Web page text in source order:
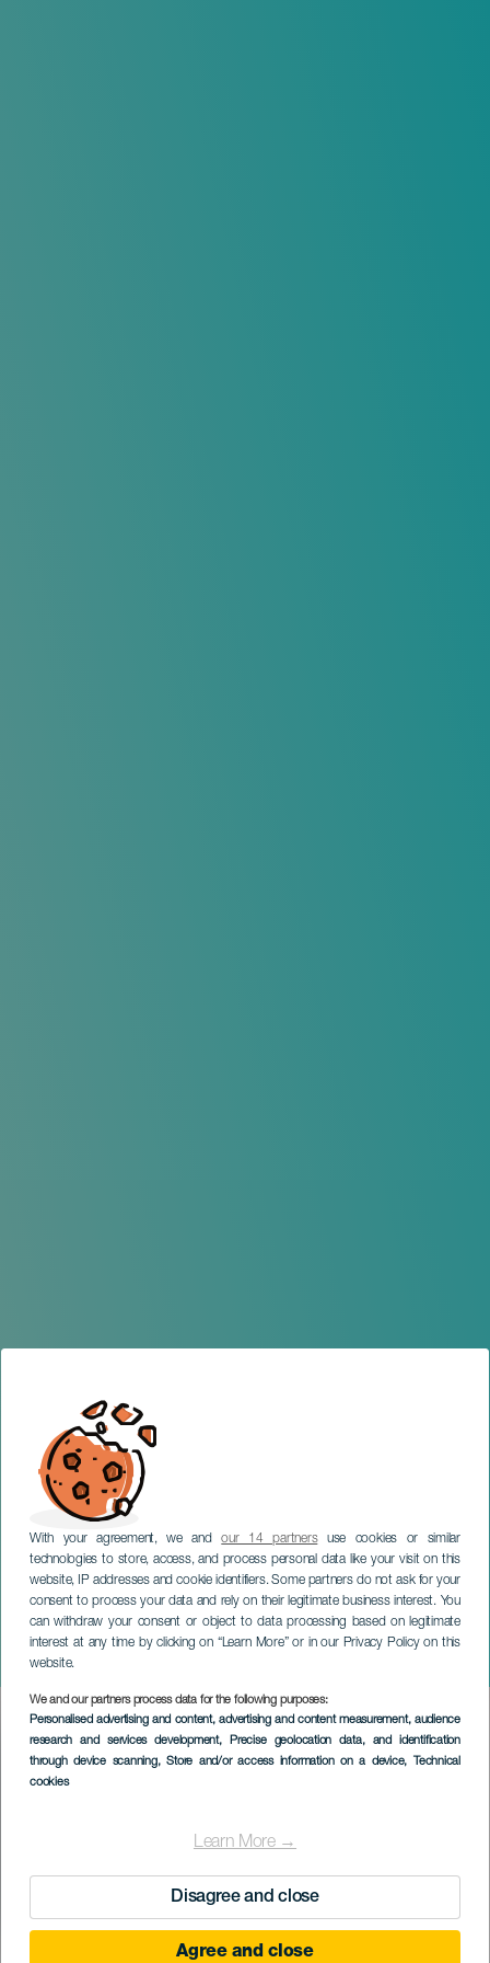
With your agreement, we andour 14 partnersuse cookies or similar
technologies to store, access, and process personal data like your visit on this
website, IP addresses and cookie identifiers. Some partners do not ask for your
consent to process your data and rely on their legitimate business interest. You
can withdraw your consent or object to data processing based on legitimate
interest at any time by clicking on “Learn More” or in our Privacy Policy on this
website.
We and our partners process data for the following purposes:
Personalised advertising and content, advertising and content measurement, audience
research and services development, Precise geolocation data, and identification
through device scanning, Store and/or access information on a device, Technical
cookies
Learn More →
Disagree and close
Agree and close
Festival Sardina Viva
GRAN CANARIA
Imagen
Listado